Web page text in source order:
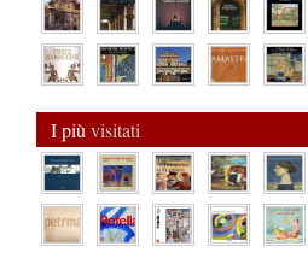
I più visitati